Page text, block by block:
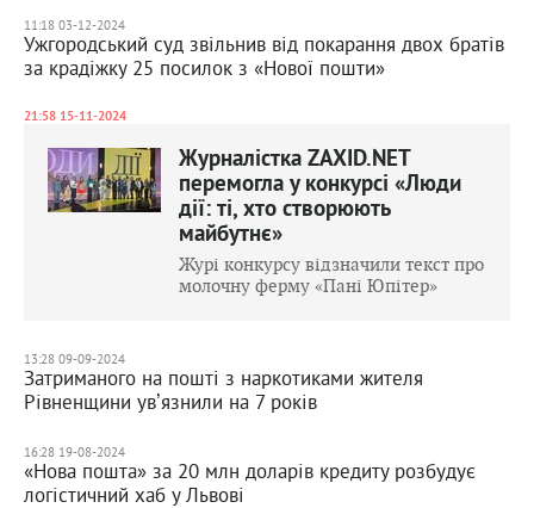
11:18 03-12-2024
Ужгородський суд звільнив від покарання двох братів
за крадіжку 25 посилок з «Нової пошти»
21:58 15-11-2024
Журналістка ZAXID.NET
перемогла у конкурсі «Люди
дії: ті, хто створюють
майбутнє»
Журі конкурсу відзначили текст про
молочну ферму «Пані Юпітер»
13:28 09-09-2024
Затриманого на пошті з наркотиками жителя
Рівненщини увʼязнили на 7 років
16:28 19-08-2024
«Нова пошта» за 20 млн доларів кредиту розбудує
логістичний хаб у Львові